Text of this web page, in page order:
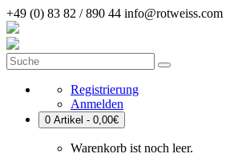
+49 (0) 83 82 / 890 44 info@rotweiss.com
Registrierung
Anmelden
0 Artikel - 0,00€
Warenkorb ist noch leer.